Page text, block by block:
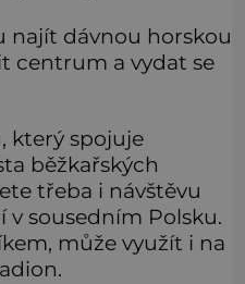
najít dávnou horskou
centrum a vydat se
který spojuje
běžkařských
třeba i návštěvu
v sousedním Polsku.
může využít i na